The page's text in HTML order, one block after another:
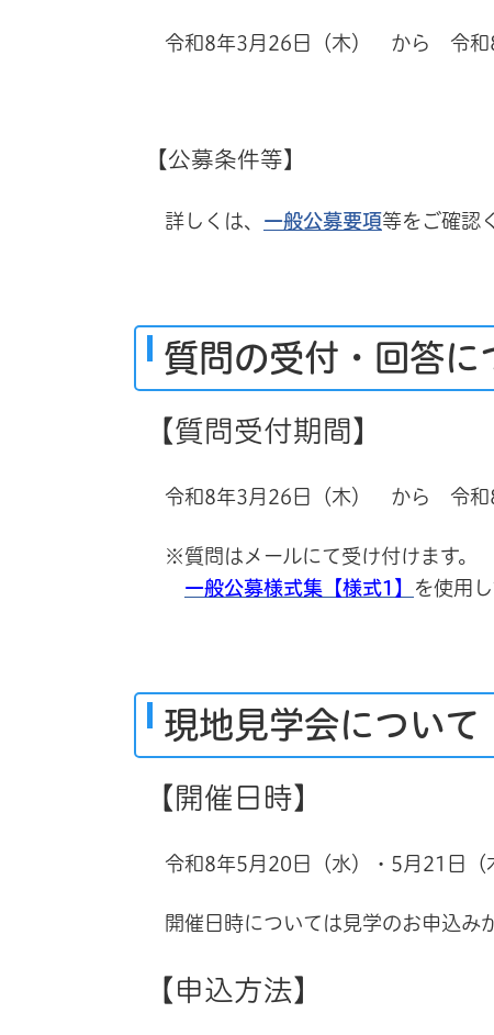
令和8年3月26日（木） から 令和
【公募条件等】
詳しくは、 一般公募要項等をご確認
質問の受付・回答に
【質問受付期間】
令和8年3月26日（木） から 令和8
※質問はメールにて受け付けます。
一般公募様式集【様式1】
を使用
現地見学会について
【開催日時】
令和8年5月20日（水）・5月21日（
開催日時については見学のお申込み
【申込方法】